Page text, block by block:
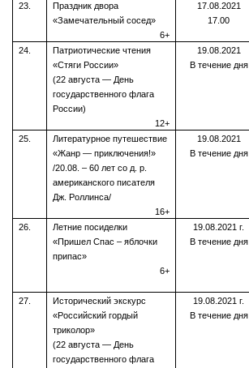
23.
Праздник двора
«Замечательный сосед»
6+
17.08.2021
17.00
24.
Патриотические чтения
«Стяги России»
(22 августа — День
государственного флага
России)
12+
19.08.2021
В течение дня
25.
Литературное путешествие
«Жанр — приключения!»
/20.08. – 60 лет со д. р.
американского писателя
Дж. Роллинса/
16+
19.08.2021
В течение дня
26.
Летние посиделки
«Пришел Спас – яблочки
припас»
6+
19.08.2021 г.
В течение дня
27.
Исторический экскурс
«Российский гордый
триколор»
(22 августа — День
государственного флага
19.08.2021 г.
В течение дня